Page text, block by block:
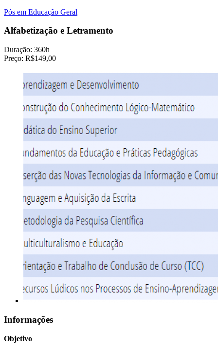
Pós em Educação Geral
Alfabetização e Letramento
Duração: 360h
Preço: R$149,00
Informações
Objetivo